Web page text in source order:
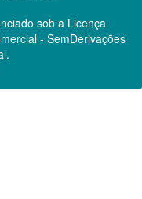
sob a Licença
- SemDerivações